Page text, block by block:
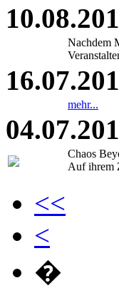
Nachdem
mehr...
Chaos
Auf ihrem
<<
<
�